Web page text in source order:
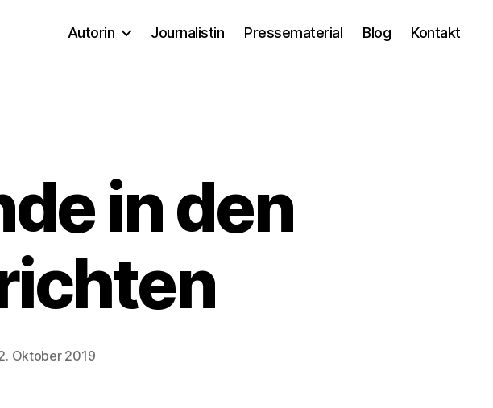
Autorin Journalistin Pressematerial Blog Kontakt
in den
Oktober 2019